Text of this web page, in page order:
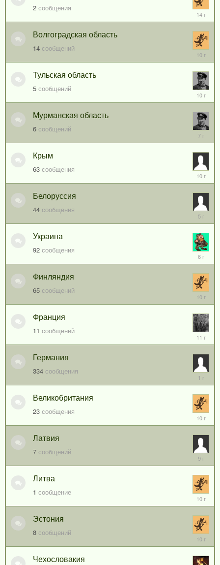
2 сообщения
11
июля,
2012
Волгоградская область
14 сообщений
13
августа,
2015
Тульская область
5 сообщений
апреля,
2016
Мурманская область
6 сообщений
25
августа,
2018
Крым
63 сообщения
июня,
2016
Белоруссия
44 сообщения
12
2021
Украина
92 сообщения
25
2020
Финляндия
65 сообщений
13
мая,
2016
Франция
11 сообщений
июня,
2015
Германия
334 сообщения
мая,
2025
Великобритания
23 сообщения
27
июня,
2016
Латвия
7 сообщений
11
2017
Литва
1 сообщение
27
июня,
2016
Эстония
8 сообщений
июня,
2016
Чехословакия